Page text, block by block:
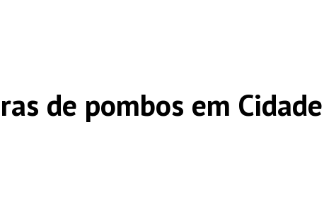
de pombos em Cidade